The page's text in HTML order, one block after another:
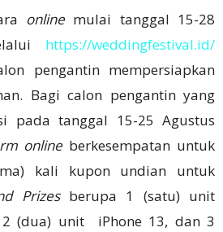
online mulai tanggal 15-28
https://weddingfestival.id/
pengantin mempersiapkan
Bagi calon pengantin yang
pada tanggal 15-25 Agustus
online berkesempatan untuk
kali kupon undian untuk
Prizesberupa 1 (satu) unit
2 (dua) unit iPhone 13, dan 3